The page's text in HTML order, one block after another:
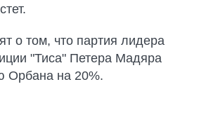
о том, что партия лидера
"Тиса" Петера Мадяра
Орбана на 20%.